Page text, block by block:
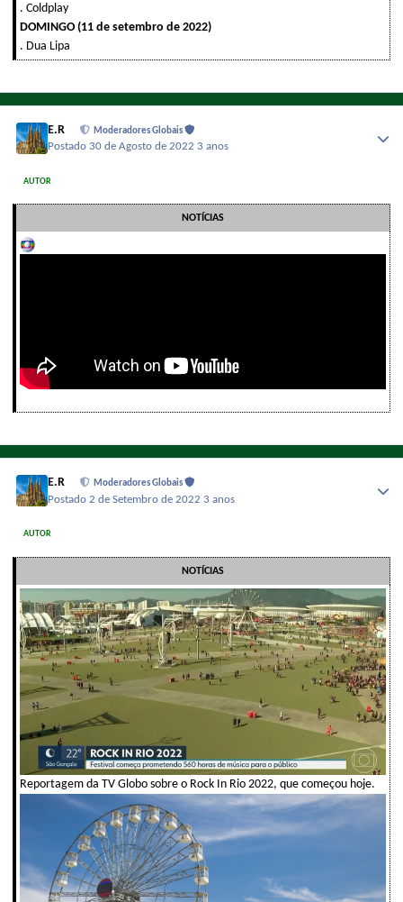
. Coldplay
DOMINGO (11 de setembro de 2022)
. Dua Lipa
E.R Moderadores Globais
Postado 30 de Agosto de 2022 3 anos
AUTOR
NOTÍCIAS
E.R Moderadores Globais
Postado2 de Setembro de 2022 3 anos
AUTOR
NOTÍCIAS
Reportagem da TV Globo sobre o Rock In Rio 2022, que começou hoje.